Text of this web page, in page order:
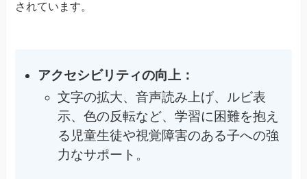
されています。
アクセシビリティの向上：
文字の拡大、音声読み上げ、ルビ表
示、色の反転など、学習に困難を抱え
る児童生徒や視覚障害のある子への強
力なサポート。